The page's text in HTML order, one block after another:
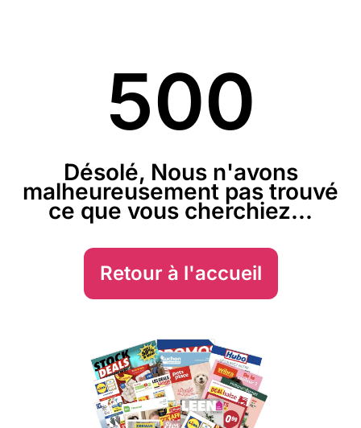
500
Désolé, Nous n'avons
malheureusement pas trouvé
ce que vous cherchiez...
Retour à l'accueil